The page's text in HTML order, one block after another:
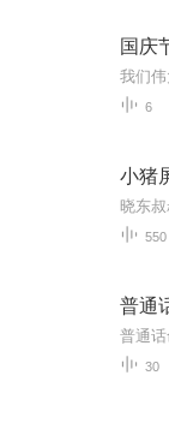
国庆
6
550
普通
普通
30